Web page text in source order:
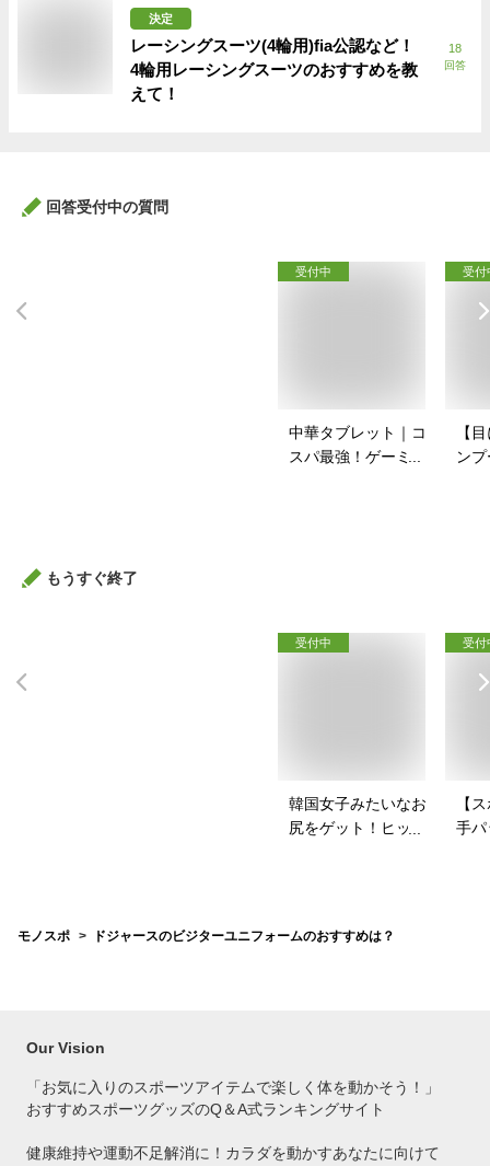
決定
レーシングスーツ(4輪用)fia公認など！
4輪用レーシングスーツのおすすめを教
えて！
18
回答
回答受付中の質問
受付中
中華タブレット｜コ
スパ最強！ゲーミン
受付
【
ン
もうすぐ終了
受付中
韓国女子みたいなお
尻をゲット！ヒップ
受付
【
手パ
モノスポ ドジャースのビジターユニフォームのおすすめは？
Our Vision
「お気に入りのスポーツアイテムで楽しく体を動かそう！」
おすすめスポーツグッズのQ＆A式ランキングサイト
健康維持や運動不足解消に！カラダを動かすあなたに向けて